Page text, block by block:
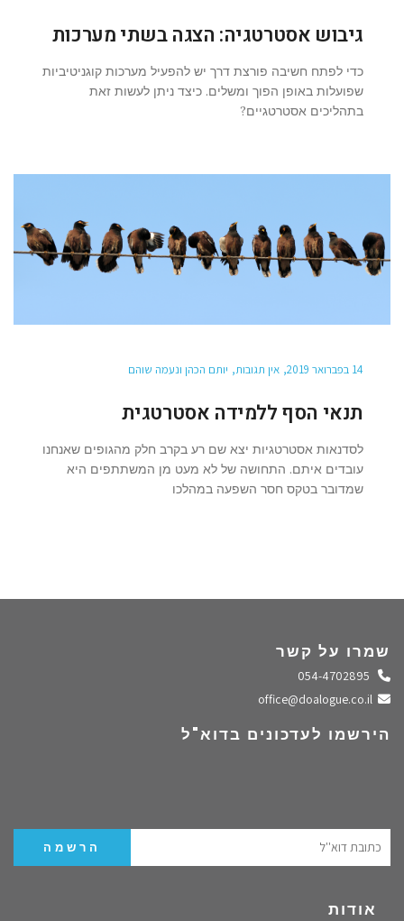
גיבוש אסטרטגיה: הצגה בשתי מערכות
כדי לפתח חשיבה פורצת דרך יש להפעיל מערכות קוגניטיביות
שפועלות באופן הפוך ומשלים. כיצד ניתן לעשות זאת
בתהליכים אסטרטגיים?
14 בפברואר 2019 אין תגובות יותם הכהן ונעמה שוהם
תנאי הסף ללמידה אסטרטגית
לסדנאות אסטרטגיות יצא שם רע בקרב חלק מהגופים שאנחנו
עובדים איתם. התחושה של לא מעט מן המשתתפים היא
שמדובר בטקס חסר השפעה במהלכו
שמרו על קשר
התקשרו אלינו
שלחו מייל
הירשמו לעדכונים בדוא"ל
אודות